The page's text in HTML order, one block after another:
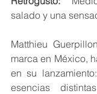
salado y una
Matthieu
marca en México,
en su
esencias